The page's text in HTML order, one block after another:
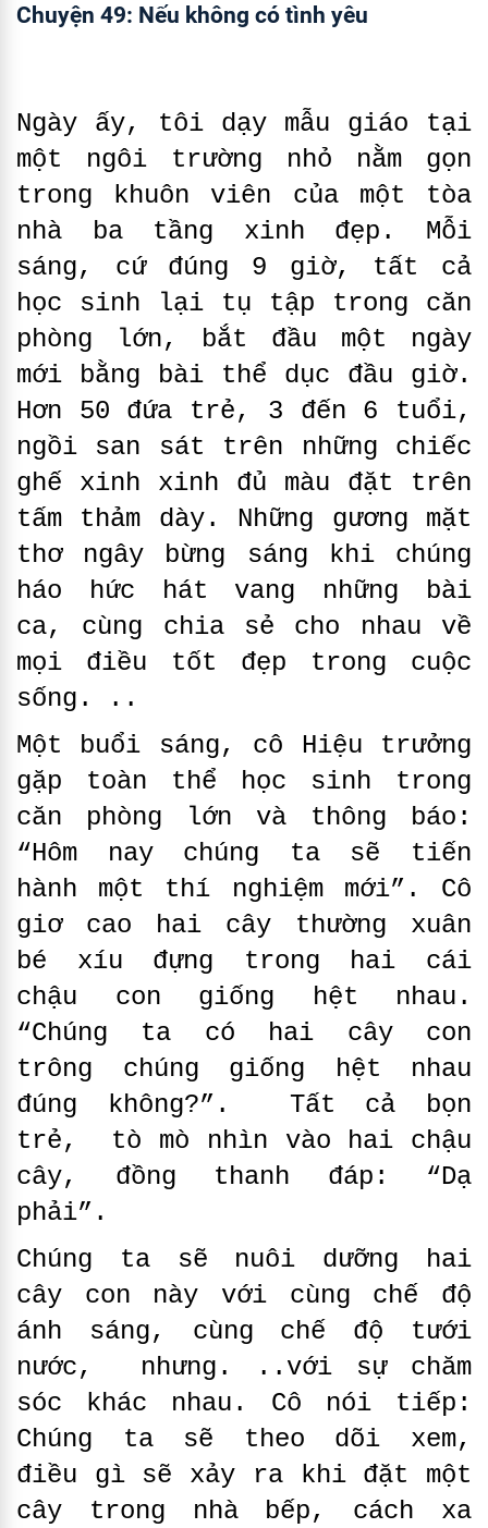
Chuyện 49: Nếu không có tình yêu
Ngày ấy, tôi dạy mẫu giáo tại
một ngôi trường nhỏ nằm gọn
trong khuôn viên của một tòa
nhà ba tầng xinh đẹp. Mỗi
sáng, cứ đúng 9 giờ, tất cả
học sinh lại tụ tập trong căn
phòng lớn, bắt đầu một ngày
mới bằng bài thể dục đầu giờ.
Hơn 50 đứa trẻ, 3 đến 6 tuổi,
ngồi san sát trên những chiếc
ghế xinh xinh đủ màu đặt trên
tấm thảm dày. Những gương mặt
thơ ngây bừng sáng khi chúng
háo hức hát vang những bài
ca, cùng chia sẻ cho nhau về
mọi điều tốt đẹp trong cuộc
sống. ..
Một buổi sáng, cô Hiệu trưởng
gặp toàn thể học sinh trong
căn phòng lớn và thông báo:
“Hôm nay chúng ta sẽ tiến
hành một thí nghiệm mới”. Cô
giơ cao hai cây thường xuân
bé xíu đựng trong hai cái
chậu con giống hệt nhau.
“Chúng ta có hai cây con
trông chúng giống hệt nhau
đúng không?”. Tất cả bọn
trẻ, tò mò nhìn vào hai chậu
cây, đồng thanh đáp: “Dạ
phải”.
Chúng ta sẽ nuôi dưỡng hai
cây con này với cùng chế độ
ánh sáng, cùng chế độ tưới
nước, nhưng. ..với sự chăm
sóc khác nhau. Cô nói tiếp:
Chúng ta sẽ theo dõi xem,
điều gì sẽ xảy ra khi đặt một
cây trong nhà bếp, cách xa